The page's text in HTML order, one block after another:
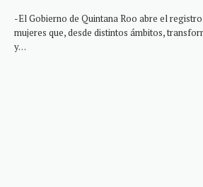
-El Gobierno de Quintana Roo abre el
mujeres que, desde distintos ámbitos,
y…